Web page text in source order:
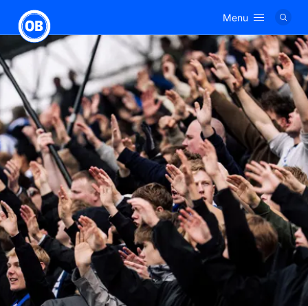
Logo
Menu